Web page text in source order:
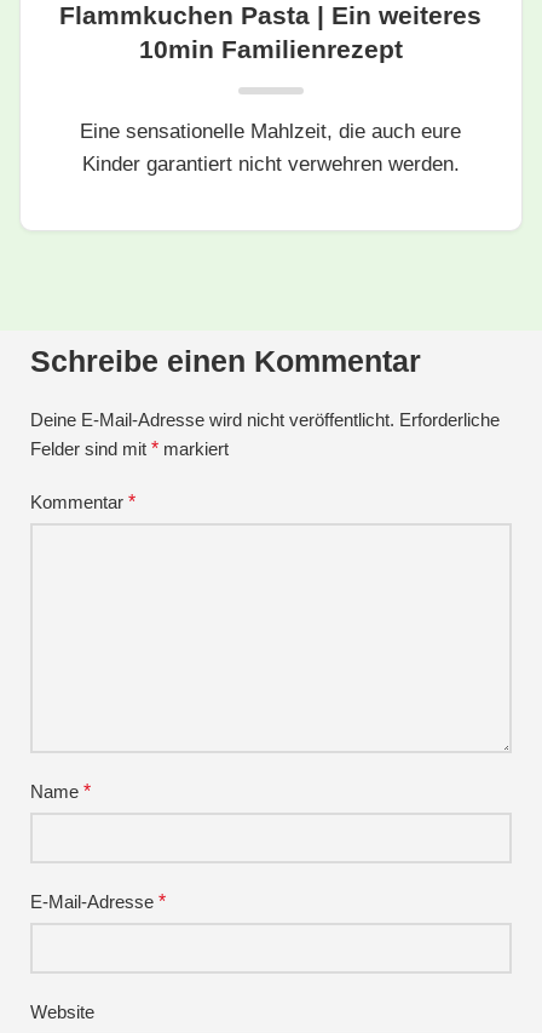
Flammkuchen Pasta | Ein weiteres
10min Familienrezept
Eine sensationelle Mahlzeit, die auch eure
Kinder garantiert nicht verwehren werden.
Schreibe einen Kommentar
Deine E-Mail-Adresse wird nicht veröffentlicht. Erforderliche
Felder sind mit * markiert
Kommentar *
Name *
E-Mail-Adresse *
Website